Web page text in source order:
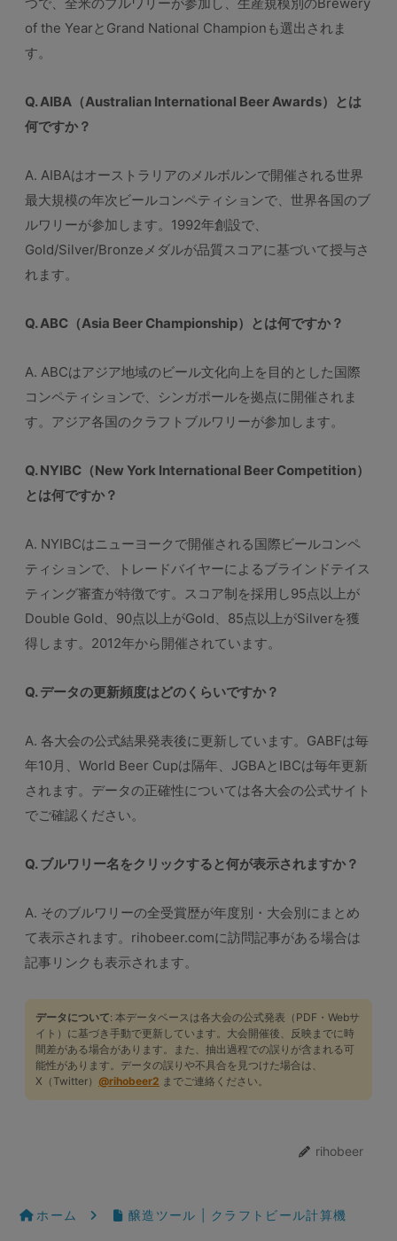
of the YearとGrand National Championも選出されま
す。
Q. AIBA（Australian International Beer Awards）とは
何ですか？
A. AIBAはオーストラリアのメルボルンで開催される世界
最大規模の年次ビールコンペティションで、世界各国のブ
ルワリーが参加します。1992年創設で、
Gold/Silver/Bronzeメダルが品質スコアに基づいて授与さ
れます。
Q. ABC（Asia Beer Championship）とは何ですか？
A. ABCはアジア地域のビール文化向上を目的とした国際
コンペティションで、シンガポールを拠点に開催されま
す。アジア各国のクラフトブルワリーが参加します。
Q. NYIBC（New York International Beer Competition）
とは何ですか？
A. NYIBCはニューヨークで開催される国際ビールコンペ
ティションで、トレードバイヤーによるブラインドテイス
ティング審査が特徴です。スコア制を採用し95点以上が
Double Gold、90点以上がGold、85点以上がSilverを獲
得します。2012年から開催されています。
Q. データの更新頻度はどのくらいですか？
A. 各大会の公式結果発表後に更新しています。GABFは毎
年10月、World Beer Cupは隔年、JGBAとIBCは毎年更新
されます。データの正確性については各大会の公式サイト
でご確認ください。
Q. ブルワリー名をクリックすると何が表示されますか？
A. そのブルワリーの全受賞歴が年度別・大会別にまとめ
て表示されます。rihobeer.comに訪問記事がある場合は
記事リンクも表示されます。
データについて: 本データベースは各大会の公式発表（PDF・Webサ
イト）に基づき手動で更新しています。大会開催後、反映までに時
間差がある場合があります。また、抽出過程での誤りが含まれる可
能性があります。データの誤りや不具合を見つけた場合は、
X（Twitter） @rihobeer2 までご連絡ください。
rihobeer
ホーム 醸造ツール | クラフトビール計算機